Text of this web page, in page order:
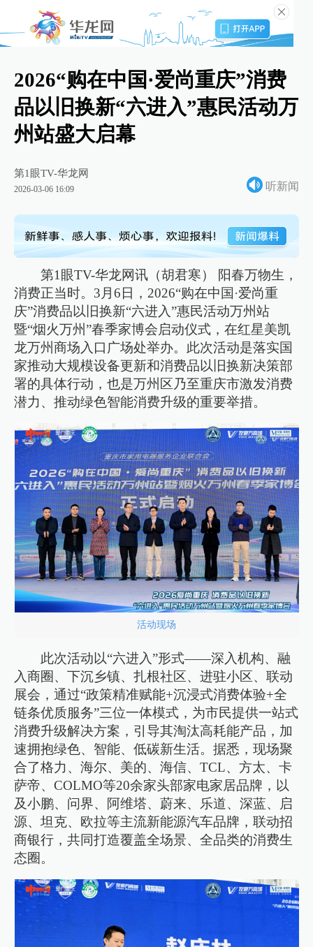
2026“购在中国·爱尚重庆”消费
品以旧换新“六进入”惠民活动万
州站盛大启幕
第1眼TV-华龙网
2026-03-06 16:09 听新闻
第1眼TV-华龙网讯（胡君寒） 阳春万物生，
消费正当时。3月6日，2026“购在中国·爱尚重
庆”消费品以旧换新“六进入”惠民活动万州站
暨“烟火万州”春季家博会启动仪式，在红星美凯
龙万州商场入口广场处举办。此次活动是落实国
家推动大规模设备更新和消费品以旧换新决策部
署的具体行动，也是万州区乃至重庆市激发消费
潜力、推动绿色智能消费升级的重要举措。
活动现场
此次活动以“六进入”形式——深入机构、融
入商圈、下沉乡镇、扎根社区、进驻小区、联动
展会，通过“政策精准赋能+沉浸式消费体验+全
链条优质服务”三位一体模式，为市民提供一站式
消费升级解决方案，引导其淘汰高耗能产品，加
速拥抱绿色、智能、低碳新生活。据悉，现场聚
合了格力、海尔、美的、海信、TCL、方太、卡
萨帝、COLMO等20余家头部家电家居品牌，以
及小鹏、问界、阿维塔、蔚来、乐道、深蓝、启
源、坦克、欧拉等主流新能源汽车品牌，联动招
商银行，共同打造覆盖全场景、全品类的消费生
态圈。